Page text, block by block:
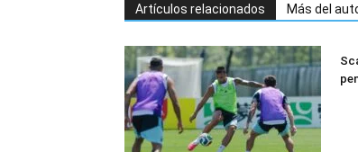
Artículos relacionados Más del